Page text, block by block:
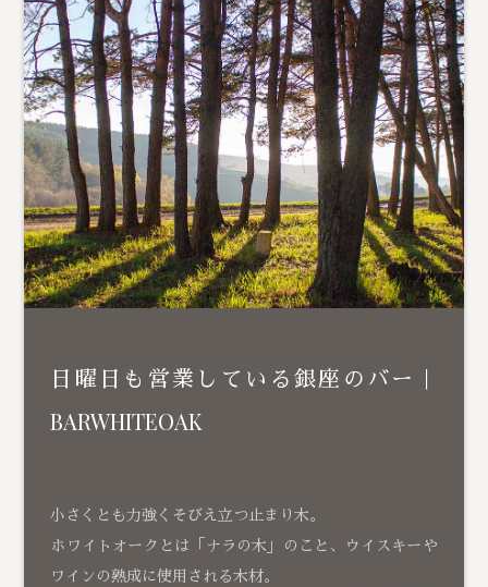
日曜日も営業している銀座のバー｜
BARWHITEOAK
小さくとも力強くそびえ立つ止まり木。
ホワイトオークとは「ナラの木」のこと、ウイスキーや
ワインの熟成に使用される木材。